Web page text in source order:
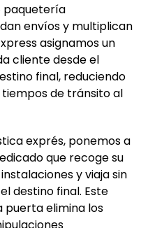
paquetería
envíos y multiplican
asignamos un
cliente desde el
final, reduciendo
de tránsito al
exprés, ponemos a
que recoge su
y viaja sin
destino final. Este
puerta elimina los